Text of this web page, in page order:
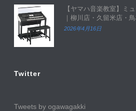
【ヤマハ音楽教室】ミ
｜柳川店・久留米店・
2026年4月16日
Twitter
Tweets by ogawagakki